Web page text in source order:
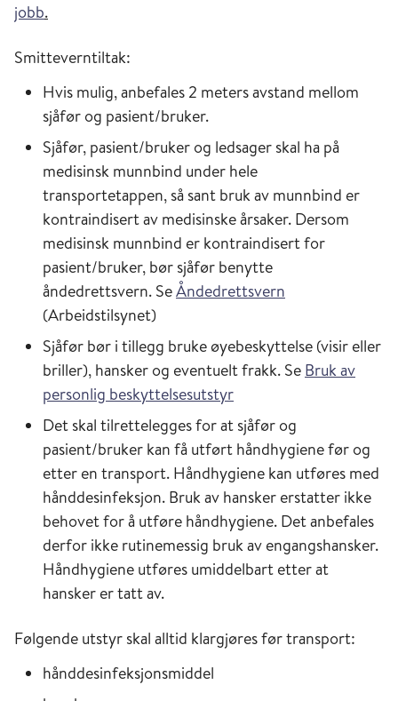
jobb.
Smitteverntiltak:
Hvis mulig, anbefales 2 meters avstand mellom
sjåfør og pasient/bruker.
Sjåfør, pasient/bruker og ledsager skal ha på
medisinsk munnbind under hele
transportetappen, så sant bruk av munnbind er
kontraindisert av medisinske årsaker. Dersom
medisinsk munnbind er kontraindisert for
pasient/bruker, bør sjåfør benytte
åndedrettsvern. SeÅndedrettsvern
(Arbeidstilsynet)
Sjåfør bør i tillegg bruke øyebeskyttelse (visir eller
briller), hansker og eventuelt frakk. Se Bruk av
personlig beskyttelsesutstyr
Det skal tilrettelegges for at sjåfør og
pasient/bruker kan få utført håndhygiene før og
etter en transport. Håndhygiene kan utføres med
hånddesinfeksjon. Bruk av hansker erstatter ikke
behovet for å utføre håndhygiene. Det anbefales
derfor ikke rutinemessig bruk av engangshansker.
Håndhygiene utføres umiddelbart etter at
hansker er tatt av.
Følgende utstyr skal alltid klargjøres før transport:
hånddesinfeksjonsmiddel